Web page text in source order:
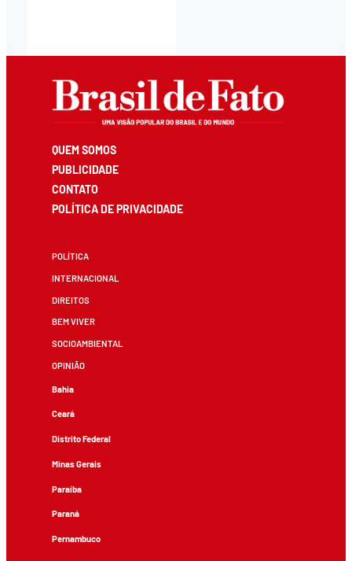
QUEM SOMOS
PUBLICIDADE
CONTATO
POLÍTICA DE PRIVACIDADE
POLÍTICA
INTERNACIONAL
DIREITOS
BEM VIVER
SOCIOAMBIENTAL
OPINIÃO
Bahia
Ceará
Distrito Federal
Minas Gerais
Paraíba
Paraná
Pernambuco